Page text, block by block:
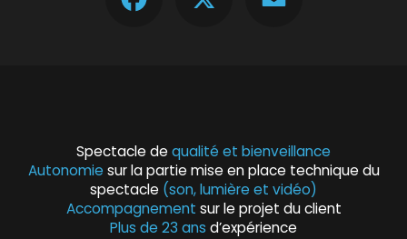
Spectacle dequalité et bienveillance
Autonomie sur la partie mise en place technique du
spectacle (son, lumière et vidéo)
Accompagnement sur le projet du client
Plus de 23 ans d’expérience